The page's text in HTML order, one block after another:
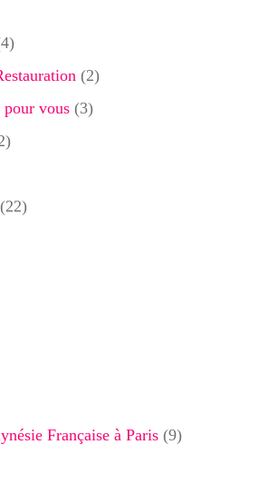
(2)
vous (3)
(22)
Française à Paris (9)